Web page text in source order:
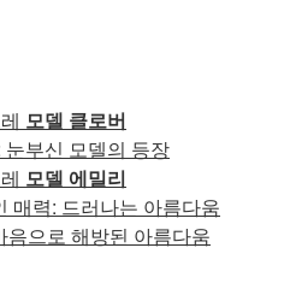
모델 클로버
눈부신 모델의 등장
모델 에밀리
매력: 드러나는 아름다움
음으로 해방된 아름다움